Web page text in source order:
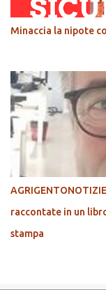
Minaccia la nipote
raccontate in un
stampa